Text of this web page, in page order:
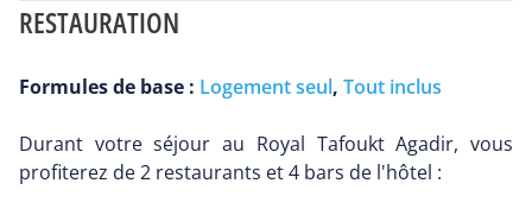
RESTAURATION
Formules de base : Logement seul, Tout inclus
Durant votre séjour au Royal Tafoukt Agadir, vous
profiterez de 2 restaurants et 4 bars de l'hôtel :